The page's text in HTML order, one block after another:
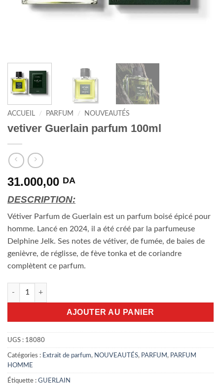
ACCUEIL / PARFUM / NOUVEAUTÉS
vetiver Guerlain parfum 100ml
31.000,00 DA
DESCRIPTION:
Vétiver Parfum de Guerlain est un parfum boisé épicé pour
homme. Lancé en 2024, il a été créé par la parfumeuse
Delphine Jelk. Ses notes de vétiver, de fumée, de baies de
genièvre, de réglisse, de fève tonka et de coriandre
complètent ce parfum.
quantité de vetiver Guerlain parfum 100ml
AJOUTER AU PANIER
UGS : 18080
Catégories : Extrait de parfum, NOUVEAUTÉS, PARFUM , PARFUM
HOMME
Étiquette : GUERLAIN